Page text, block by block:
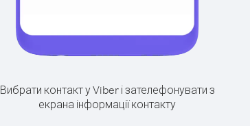
Вибрати контакт у Viber і зателефонувати з
екрана інформації контакту